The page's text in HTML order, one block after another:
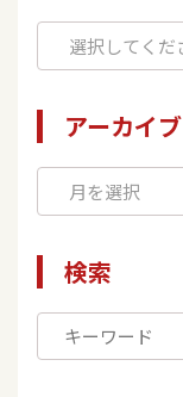
アーカイブ
検索